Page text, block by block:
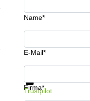
Name*
E-Mail*
Firma*
Informationen und
Trustpilot